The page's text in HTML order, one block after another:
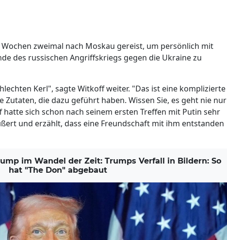
zweimal nach Moskau gereist, um persönlich mit
des russischen Angriffskriegs gegen die Ukraine zu
Kerl", sagte Witkoff weiter. "Das ist eine komplizierte
Zutaten, die dazu geführt haben. Wissen Sie, es geht nie nur
sich schon nach seinem ersten Treffen mit Putin sehr
und erzählt, dass eine Freundschaft mit ihm entstanden
im Wandel der Zeit: Trumps Verfall in Bildern: So
hat "The Don" abgebaut